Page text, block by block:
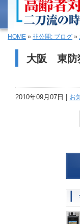
HOME » 非公開: ブログ »
大阪 東防
2010年09月07日 | お